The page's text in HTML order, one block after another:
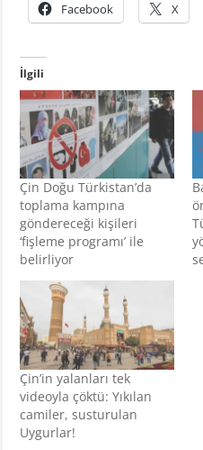
Facebook X
İlgili
Çin Doğu Türkistan’da
toplama kampına
göndereceği kişileri
‘fişleme programı’ ile
belirliyor
Çin’in yalanları tek
videoyla çöktü: Yıkılan
camiler, susturulan
Uygurlar!